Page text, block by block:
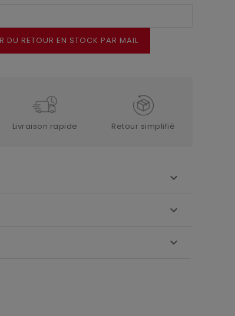
DU RETOUR EN STOCK PAR MAIL
Livraison rapide Retour simplifié